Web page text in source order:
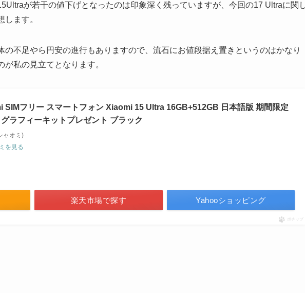
が若干の値下げとなったのは印象深く残っていますが、今回の17 Ultraに関
ます。
の不足やら円安の進行もありますので、流石にお値段据え置きというのはかなり
私の見立てとなります。
SIMフリー スマートフォン Xiaomi 15 Ultra 16GB+512GB 日本語版 期間限定
ラフィーキットプレゼント ブラック
ャオミ)
を見る
楽天市場で探す Yahooショッピング
ポチップ